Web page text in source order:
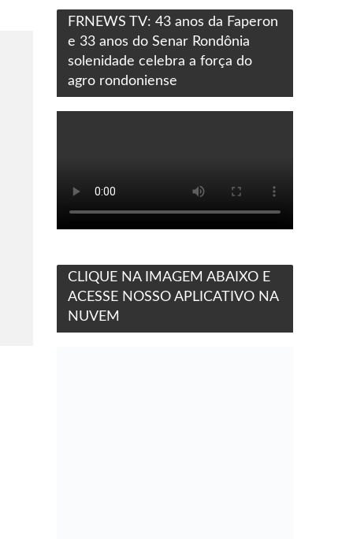
FRNEWS TV: 43 anos da Faperon
e 33 anos do Senar Rondônia
solenidade celebra a força do
agro rondoniense
CLIQUE NA IMAGEM ABAIXO E
ACESSE NOSSO APLICATIVO NA
NUVEM